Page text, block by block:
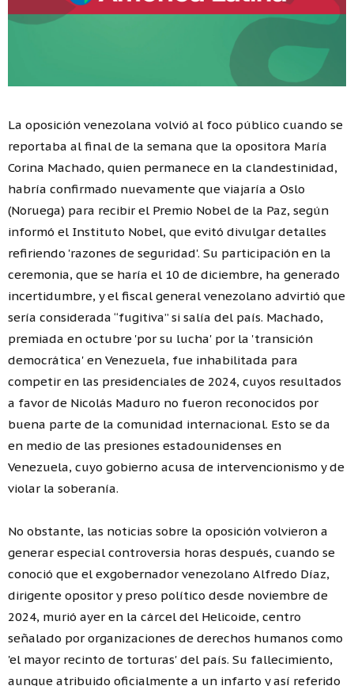
La oposición venezolana volvió al foco público cuando se
reportaba al final de la semana que la opositora María
Corina Machado, quien permanece en la clandestinidad,
habría confirmado nuevamente que viajaría a Oslo
(Noruega) para recibir el Premio Nobel de la Paz, según
informó el Instituto Nobel, que evitó divulgar detalles
refiriendo 'razones de seguridad'. Su participación en la
ceremonia, que se haría el 10 de diciembre, ha generado
incertidumbre, y el fiscal general venezolano advirtió que
sería considerada “fugitiva” si salía del país. Machado,
premiada en octubre 'por su lucha' por la 'transición
democrática' en Venezuela, fue inhabilitada para
competir en las presidenciales de 2024, cuyos resultados
a favor de Nicolás Maduro no fueron reconocidos por
buena parte de la comunidad internacional. Esto se da
en medio de las presiones estadounidenses en
Venezuela, cuyo gobierno acusa de intervencionismo y de
violar la soberanía.
No obstante, las noticias sobre la oposición volvieron a
generar especial controversia horas después, cuando se
conoció que el exgobernador venezolano Alfredo Díaz,
dirigente opositor y preso político desde noviembre de
2024, murió ayer en la cárcel del Helicoide, centro
señalado por organizaciones de derechos humanos como
'el mayor recinto de torturas' del país. Su fallecimiento,
aunque atribuido oficialmente a un infarto y así referido